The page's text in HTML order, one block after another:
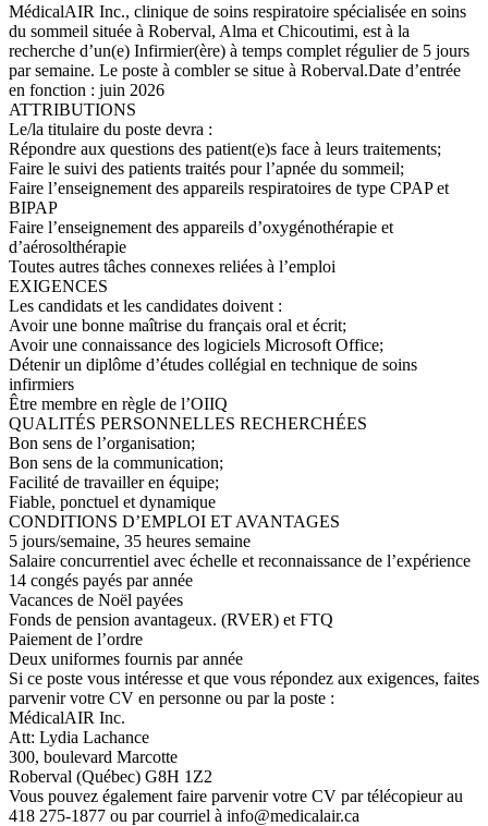
MédicalAIR Inc., clinique de soins respiratoire spécialisée en soins
du sommeil située à Roberval, Alma et Chicoutimi, est à la
recherche d’un(e) Infirmier(ère) à temps complet régulier de 5 jours
par semaine. Le poste à combler se situe à Roberval.Date d’entrée
en fonction : juin 2026
ATTRIBUTIONS
Le/la titulaire du poste devra :
Répondre aux questions des patient(e)s face à leurs traitements;
Faire le suivi des patients traités pour l’apnée du sommeil;
Faire l’enseignement des appareils respiratoires de type CPAP et
BIPAP
Faire l’enseignement des appareils d’oxygénothérapie et
d’aérosolthérapie
Toutes autres tâches connexes reliées à l’emploi
EXIGENCES
Les candidats et les candidates doivent :
Avoir une bonne maîtrise du français oral et écrit;
Avoir une connaissance des logiciels Microsoft Office;
Détenir un diplôme d’études collégial en technique de soins
infirmiers
Être membre en règle de l’OIIQ
QUALITÉS PERSONNELLES RECHERCHÉES
Bon sens de l’organisation;
Bon sens de la communication;
Facilité de travailler en équipe;
Fiable, ponctuel et dynamique
CONDITIONS D’EMPLOI ET AVANTAGES
5 jours/semaine, 35 heures semaine
Salaire concurrentiel avec échelle et reconnaissance de l’expérience
14 congés payés par année
Vacances de Noël payées
Fonds de pension avantageux. (RVER) et FTQ
Paiement de l’ordre
Deux uniformes fournis par année
Si ce poste vous intéresse et que vous répondez aux exigences, faites
parvenir votre CV en personne ou par la poste :
MédicalAIR Inc.
Att: Lydia Lachance
300, boulevard Marcotte
Roberval (Québec) G8H 1Z2
Vous pouvez également faire parvenir votre CV par télécopieur au
418 275-1877 ou par courriel à info@medicalair.ca